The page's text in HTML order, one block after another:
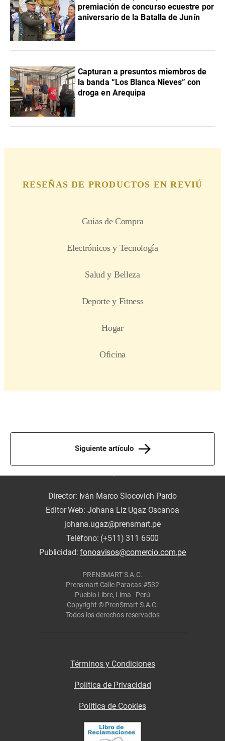
premiación de concurso ecuestre por
aniversario de la Batalla de Junín
Capturan a presuntos miembros de
la banda “Los Blanca Nieves” con
droga en Arequipa
Siguiente artículo
Director: Iván Marco Slocovich Pardo
Editor Web: Johana Liz Ugaz Oscanoa
johana.ugaz@prensmart.pe
Teléfono: (+511) 311 6500
Publicidad:fonoavisos@comercio.com.pe
PRENSMART S.A.C.
Prensmart Calle Paracas #532
Pueblo Libre, Lima - Perú
Copyright © PrenSmart S.A.C.
Todos los derechos reservados
Términos y Condiciones
Política de Privacidad
Politica de Cookies